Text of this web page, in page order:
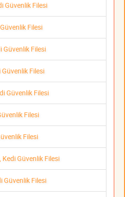
Güvenlik Filesi
Filesi
Güvenlik Filesi
Güvenlik Filesi
Güvenlik Filesi
Filesi
Filesi
Güvenlik Filesi
Güvenlik Filesi